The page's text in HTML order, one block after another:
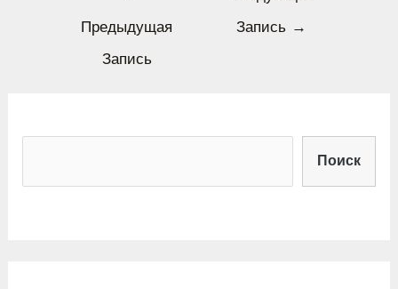
Предыдущая
Запись
Запись →
Поиск